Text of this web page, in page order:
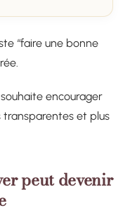
“faire une bonne
encourager
transparentes et plus
peut devenir